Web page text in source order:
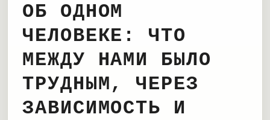
ОБ ОДНОМ
ЧЕЛОВЕКЕ: ЧТО
МЕЖДУ НАМИ БЫЛО
ТРУДНЫМ, ЧЕРЕЗ
ЗАВИСИМОСТЬ И